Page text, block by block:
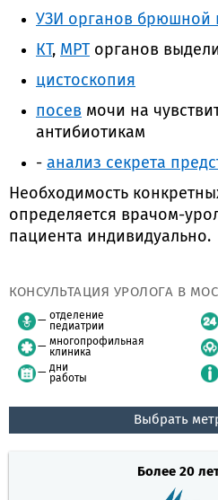
УЗИ органов брюшной
КТ, МРТ органов
цистоскопия
посев мочи на
антибиотикам
- анализ секрета
Необходимость
определяется врачом-
пациента индивидуально.
КОНСУЛЬТАЦИЯ УРОЛОГА В
отделение
педиатрии
многопрофильная
клиника
дни
работы
Выбрать
Более 20